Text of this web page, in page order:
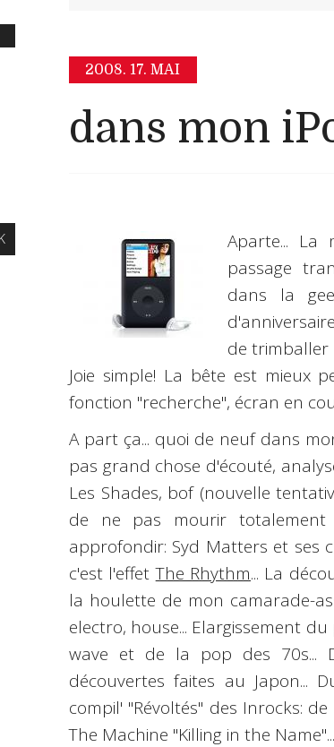
2008. 17. MAI
dans mon
Aparte... La
passage
dans la
de trimballer
Joie simple! La bête est mieux
fonction "recherche", écran en
A part ça... quoi de neuf dans
pas grand chose d'écouté,
Les Shades, bof (nouvelle
de ne pas mourir totalement
approfondir: Syd Matters et ses
c'est l'effetThe Rhythm... La
la houlette de mon camarade-
electro, house... Elargissement
wave et de la pop des 70s...
découvertes faites au Japon...
compil' "Révoltés" des Inrocks: de
The Machine "Killing in the Name"...